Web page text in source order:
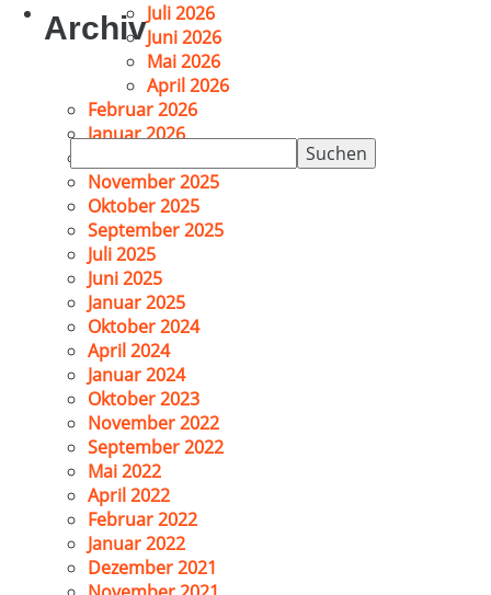
nach:
ArchivJuli 2026
Juni 2026
Mai 2026
April 2026
Februar 2026
Januar 2026
November 2025
Oktober 2025
September 2025
Juli 2025
Juni 2025
Januar 2025
Oktober 2024
April 2024
Januar 2024
Oktober 2023
November 2022
September 2022
Mai 2022
April 2022
Februar 2022
Januar 2022
Dezember 2021